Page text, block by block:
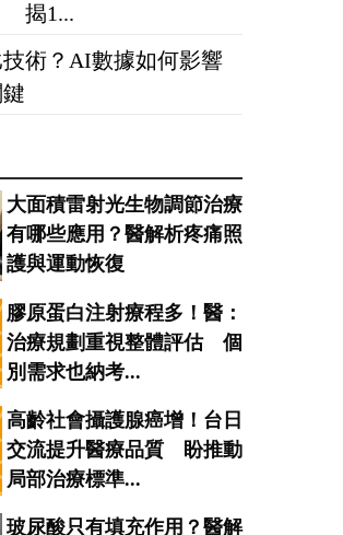
揭1...
術？AI數據如何影響
大面積雷射光生物調節治療
有哪些應用？醫解析疼痛照
護與運動恢復
膠原蛋白注射療程多！醫：
治療規劃重視整體評估 個
別需求也納考...
高齡社會攝護腺癌增！台日
交流提升醫療品質 盼推動
局部治療標準...
玻尿酸只有填充作用？醫解